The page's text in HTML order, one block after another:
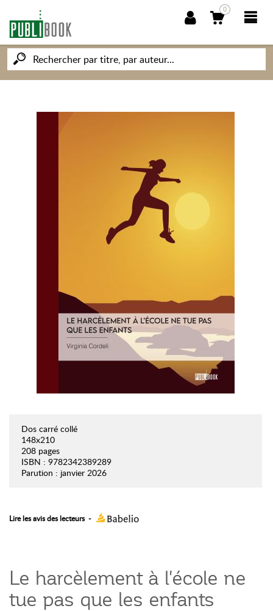
0
NOUVEAUTÉS
PUBLIBOOK
CONNAISSANCES ET SAVOIRS
MON PETIT ÉDITEUR
Dos carré collé
148x210
208 pages
ISBN : 9782342389289
Parution : janvier 2026
Lire les avis des lecteurs -
Le harcèlement à l'école ne
tue pas que les enfants